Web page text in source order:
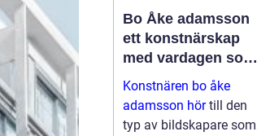
Bo Åke adamsson
ett konstnärskap
med vardagen som
scen
Konstnären bo åke
adamsson hörtill den
typ av bildskapare som